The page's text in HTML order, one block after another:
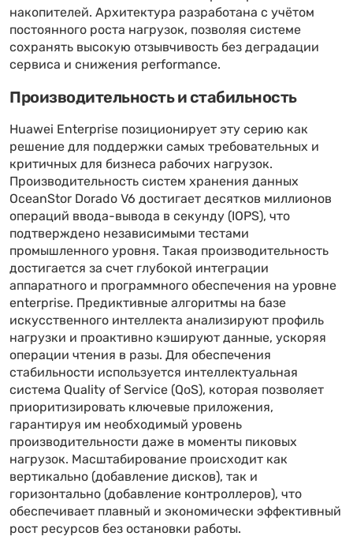
накопителей. Архитектура разработана с учётом
постоянного роста нагрузок, позволяя системе
сохранять высокую отзывчивость без деградации
сервиса и снижения performance.
Производительность и стабильность
Huawei Enterprise позиционирует эту серию как
решение для поддержки самых требовательных и
критичных для бизнеса рабочих нагрузок.
Производительность систем хранения данных
OceanStor Dorado V6 достигает десятков миллионов
операций ввода-вывода в секунду (IOPS), что
подтверждено независимыми тестами
промышленного уровня. Такая производительность
достигается за счет глубокой интеграции
аппаратного и программного обеспечения на уровне
enterprise. Предиктивные алгоритмы на базе
искусственного интеллекта анализируют профиль
нагрузки и проактивно кэшируют данные, ускоряя
операции чтения в разы. Для обеспечения
стабильности используется интеллектуальная
система Quality of Service (QoS), которая позволяет
приоритизировать ключевые приложения,
гарантируя им необходимый уровень
производительности даже в моменты пиковых
нагрузок. Масштабирование происходит как
вертикально (добавление дисков), так и
горизонтально (добавление контроллеров), что
обеспечивает плавный и экономически эффективный
рост ресурсов без остановки работы.